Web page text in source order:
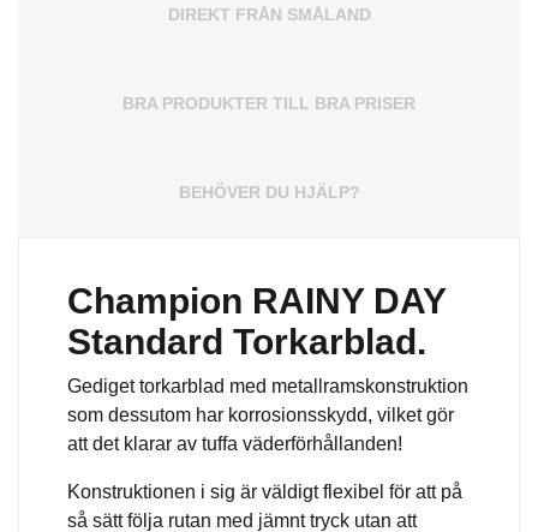
DIREKT FRÅN SMÅLAND
BRA PRODUKTER TILL BRA PRISER
BEHÖVER DU HJÄLP?
Champion RAINY DAY
Standard Torkarblad.
Gediget torkarblad med metallramskonstruktion
som dessutom har korrosionsskydd, vilket gör
att det klarar av tuffa väderförhållanden!
Konstruktionen i sig är väldigt flexibel för att på
så sätt följa rutan med jämnt tryck utan att